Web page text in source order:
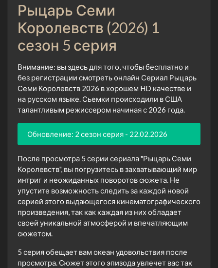
Рыцарь Семи
Королевств (2026) 1
сезон 5 серия
Внимание: вы здесь для того, чтобы бесплатно и
без регистрации смотреть онлайн Сериал Рыцарь
Семи Королевств 2026 в хорошем HD качестве и
на русском языке. Сьемки происходили в США
талантливым режиссером начиная с 2026 года.
Обновление: 2 сезон серия - 22.02.2026
После просмотра 5 серии сериала "Рыцарь Семи
Королевств", вы погрузитесь в захватывающий мир
интриг и неожиданных поворотов сюжета. Не
упустите возможность следить за каждой новой
серией этого выдающегося кинематографического
произведения, так как каждая из них обладает
своей уникальной атмосферой и впечатляющим
сюжетом.
5 серия обещает вам океан удовольствия после
просмотра. Сюжет этого эпизода увлечет вас так